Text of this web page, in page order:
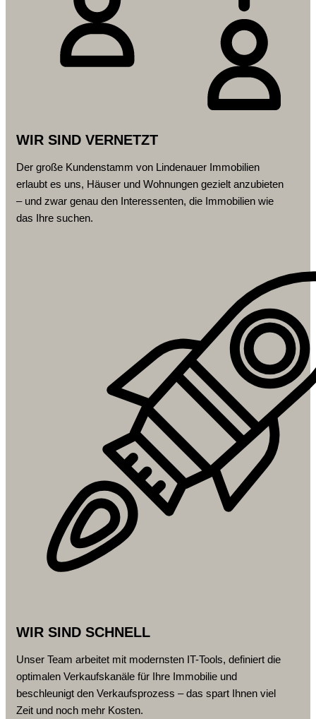
WIR SIND VERNETZT
Der große Kundenstamm von Lindenauer Immobilien
erlaubt es uns, Häuser und Wohnungen gezielt anzubieten
– und zwar genau den Interessenten, die Immobilien wie
das Ihre suchen.
WIR SIND SCHNELL
Unser Team arbeitet mit modernsten IT-Tools, definiert die
optimalen Verkaufskanäle für Ihre Immobilie und
beschleunigt den Verkaufsprozess – das spart Ihnen viel
Zeit und noch mehr Kosten.